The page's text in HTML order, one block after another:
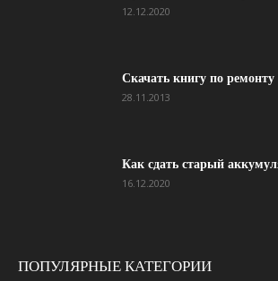
12.12.2020
Скачать книгу по
28.11.2013
Как сдать старый
16.12.2020
ПОПУЛЯРНЫЕ КАТЕГОРИИ